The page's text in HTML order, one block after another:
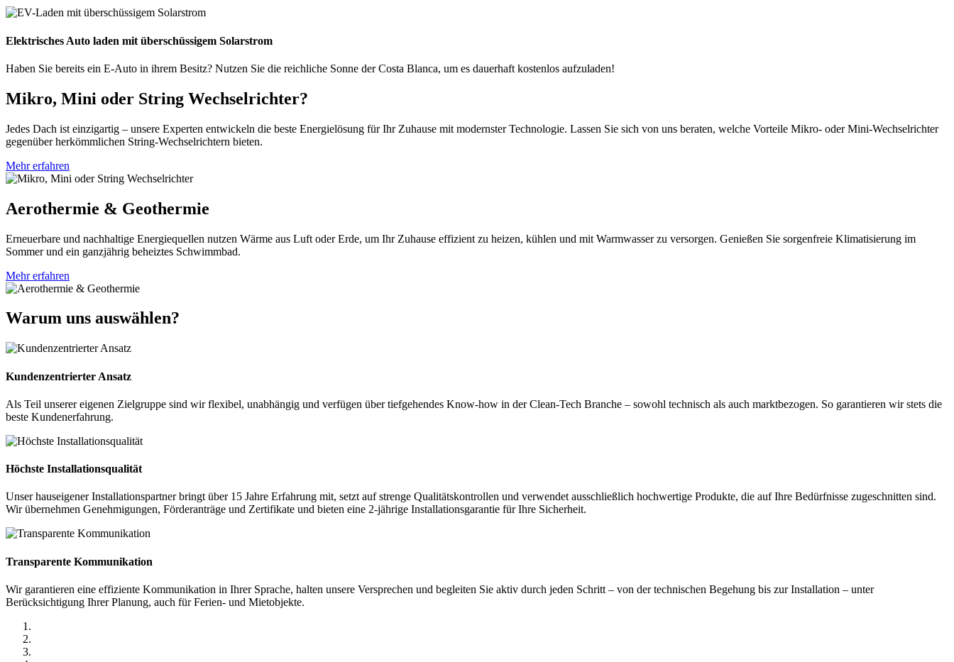
Elektrisches Auto laden mit überschüssigem Solarstrom
Haben Sie bereits ein E-Auto in ihrem Besitz? Nutzen Sie die reichliche Sonne der Costa Blanca, um es dauerhaft kostenlos aufzuladen!
Mikro, Mini oder String Wechselrichter?
Jedes Dach ist einzigartig – unsere Experten entwickeln die beste Energielösung für Ihr Zuhause mit modernster Technologie. Lassen Sie sich von uns beraten, welche Vorteile Mikro- oder Mini-Wechselrichter
gegenüber herkömmlichen String-Wechselrichtern bieten.
Mehr erfahren
Aerothermie & Geothermie
Erneuerbare und nachhaltige Energiequellen nutzen Wärme aus Luft oder Erde, um Ihr Zuhause effizient zu heizen, kühlen und mit Warmwasser zu versorgen. Genießen Sie sorgenfreie Klimatisierung im
Sommer und ein ganzjährig beheiztes Schwimmbad.
Mehr erfahren
Warum uns auswählen?
Kundenzentrierter Ansatz
Als Teil unserer eigenen Zielgruppe sind wir flexibel, unabhängig und verfügen über tiefgehendes Know-how in der Clean-Tech Branche – sowohl technisch als auch marktbezogen. So garantieren wir stets die
beste Kundenerfahrung.
Höchste Installationsqualität
Unser hauseigener Installationspartner bringt über 15 Jahre Erfahrung mit, setzt auf strenge Qualitätskontrollen und verwendet ausschließlich hochwertige Produkte, die auf Ihre Bedürfnisse zugeschnitten sind.
Wir übernehmen Genehmigungen, Förderanträge und Zertifikate und bieten eine 2-jährige Installationsgarantie für Ihre Sicherheit.
Transparente Kommunikation
Wir garantieren eine effiziente Kommunikation in Ihrer Sprache, halten unsere Versprechen und begleiten Sie aktiv durch jeden Schritt – von der technischen Begehung bis zur Installation – unter
Berücksichtigung Ihrer Planung, auch für Ferien- und Mietobjekte.